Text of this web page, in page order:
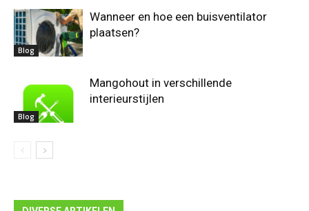
Blog
Wanneer en hoe een buisventilator
plaatsen?
Blog
Mangohout in verschillende
interieurstijlen